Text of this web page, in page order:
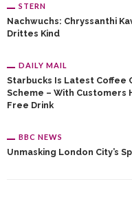
STERN
Nachwuchs: Chryssanthi
Drittes Kind
DAILY MAIL
Starbucks Is Latest Coffee
Scheme – With Customers
Free Drink
BBC NEWS
Unmasking London City’s